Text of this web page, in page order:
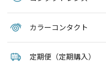
カラーコンタクト
定期便（定期購入）